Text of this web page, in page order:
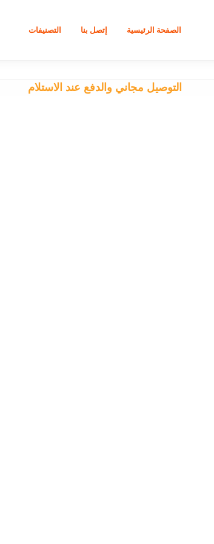
الصفحة الرئيسية إتصل بنا التصنيفات
التوصيل مجاني والدفع عند الاستلام